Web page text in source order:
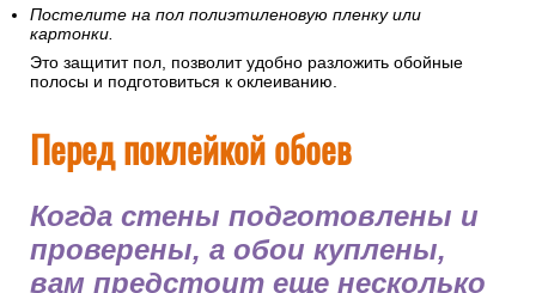
Постелите на пол полиэтиленовую пленку или
картонки.
Это защитит пол, позволит удобно разложить обойные
полосы и подготовиться к оклеиванию.
Перед поклейкой обоев
Когда стены подготовлены и
проверены, а обои куплены,
вам предстоит еще несколько